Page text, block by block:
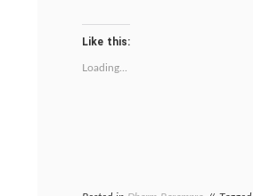
Like this:
Loading...